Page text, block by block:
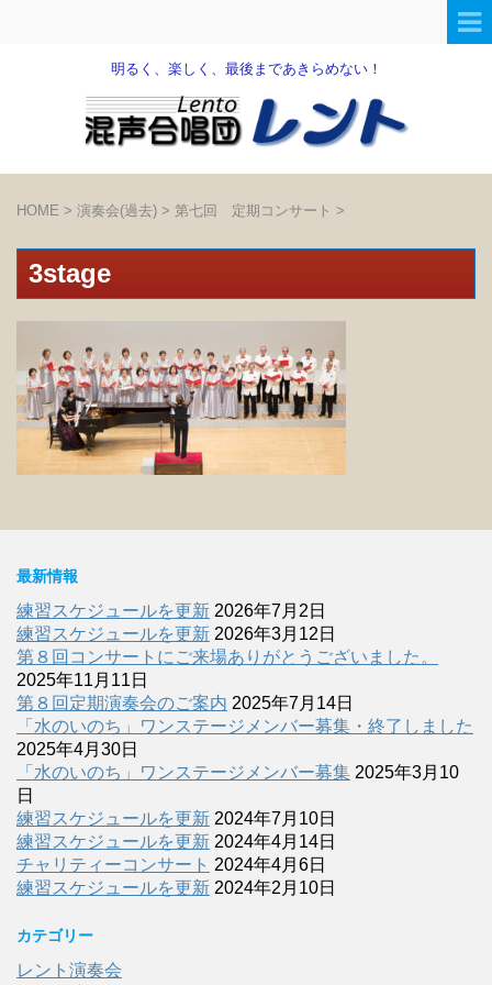
明るく、楽しく、最後まであきらめない！
HOME > 演奏会(過去) > 第七回 定期コンサート >
3stage
最新情報
練習スケジュールを更新 2026年7月2日
練習スケジュールを更新 2026年3月12日
第８回コンサートにご来場ありがとうございました。
2025年11月11日
第８回定期演奏会のご案内 2025年7月14日
「水のいのち」ワンステージメンバー募集・終了しました
2025年4月30日
「水のいのち」ワンステージメンバー募集 2025年3月10
日
練習スケジュールを更新 2024年7月10日
練習スケジュールを更新 2024年4月14日
チャリティーコンサート 2024年4月6日
練習スケジュールを更新 2024年2月10日
カテゴリー
レント演奏会